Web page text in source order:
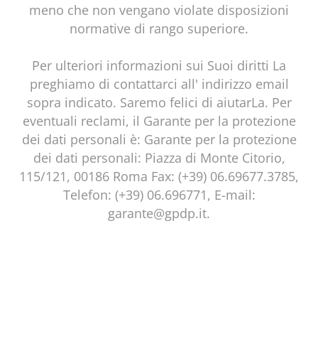
meno che non vengano violate disposizioni
normative di rango superiore.
Per ulteriori informazioni sui Suoi diritti La
preghiamo di contattarci all' indirizzo email
sopra indicato. Saremo felici di aiutarLa. Per
eventuali reclami, il Garante per la protezione
dei dati personali è: Garante per la protezione
dei dati personali: Piazza di Monte Citorio,
115/121, 00186 Roma Fax: (+39) 06.69677.3785,
Telefon: (+39) 06.696771, E-mail:
garante@gpdp.it.